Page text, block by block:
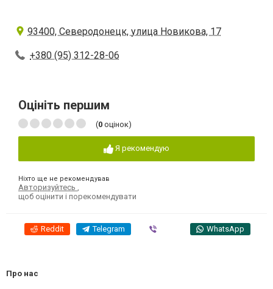
93400, Северодонецк, улица Новикова, 17
+380 (95) 312-28-06
Оцініть першим
(0 оцінок)
Я рекомендую
Ніхто ще не рекомендував
Авторизуйтесь
щоб оцінити і порекомендувати
Reddit Telegram WhatsApp
Про нас